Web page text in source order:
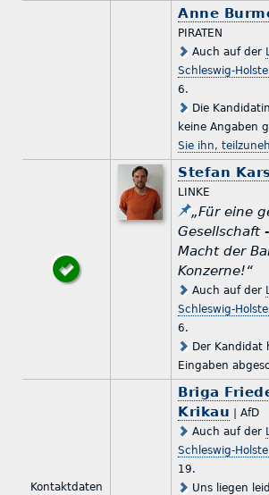
Anne
PIRATEN
Auch auf der
Schleswig-
6.
Die
keine Angaben
Sie ihn,
Stefan
LINKE
„Für eine
Gesellschaft
Macht der
Konzerne!“
Auch auf der
Schleswig-
6.
Der Kandidat
Eingaben
Kontaktdaten
Briga
Krikau | AfD
Auch auf der
Schleswig-
19.
Uns liegen